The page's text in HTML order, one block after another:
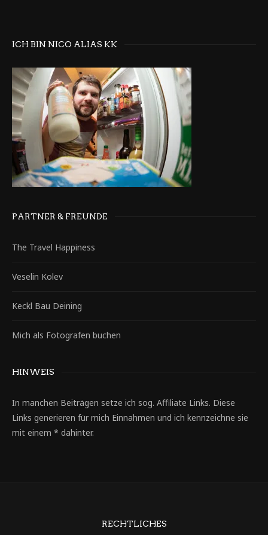
ICH BIN NICO ALIAS KK
PARTNER & FREUNDE
The Travel Happiness
Veselin Kolev
Keckl Bau Deining
Mich als Fotografen buchen
HINWEIS
In manchen Beiträgen setze ich sog. Affiliate Links. Diese
Links generieren für mich Einnahmen und ich kennzeichne sie
mit einem * dahinter.
RECHTLICHES